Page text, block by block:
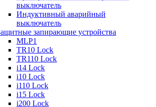
выключатель
Индуктивный аварийный
выключатель
запирающие устройства
MLP1
TR10 Lock
TR110 Lock
i14 Lock
i10 Lock
i110 Lock
i15 Lock
i200 Lock